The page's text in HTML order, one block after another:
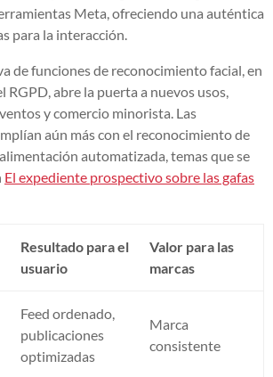
Meta, ofreciendo una auténtica
para la interacción.
de funciones de reconocimiento facial, en
RGPD, abre la puerta a nuevos usos,
y comercio minorista. Las
aún más con el reconocimiento de
automatizada, temas que se
El expediente prospectivo sobre las gafas
Resultado para el
usuario
Valor para las
marcas
Feed ordenado,
publicaciones
optimizadas
Marca
consistente